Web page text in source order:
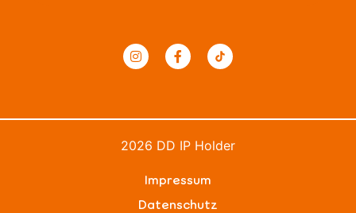
2026 DD IP Holder
Impressum
Datenschutz